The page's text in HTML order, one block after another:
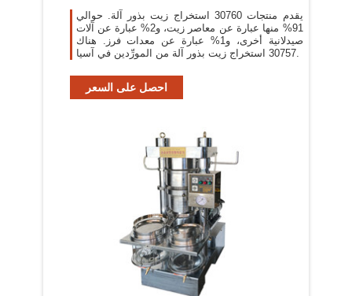
يقدم منتجات 30760 استخراج زيت بذور آلة. حوالي
91% منها عبارة عن معاصر زيت، و2% عبارة عن آلات
صيدلانية أخرى، و1% عبارة عن معدات فرز. هناك
30757 استخراج زيت بذور آلة من المورِّدين في آسيا.
احصل على السعر